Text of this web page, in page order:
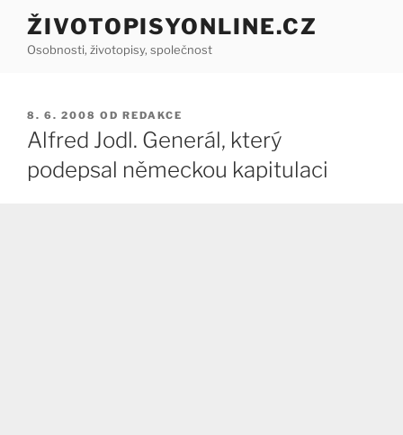
Přejít
obsahu
ŽIVOTOPISYONLINE.CZ
Osobnosti, životopisy, společnost
PUBLIKOVÁNO
8. 6. 2008 OD REDAKCE
Alfred Jodl. Generál, který
podepsal německou kapitulaci